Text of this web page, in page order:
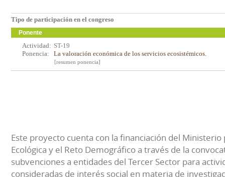
Tipo de participación en el congreso
Ponente
Actividad: ST-19
Ponencia:
La valoración económica de los servicios ecosistémicos.
[resumen ponencia]
Este proyecto cuenta con la financiación del Ministerio
Ecológica y el Reto Demográfico a través de la
subvenciones a entidades del Tercer Sector para
consideradas de interés social en materia de